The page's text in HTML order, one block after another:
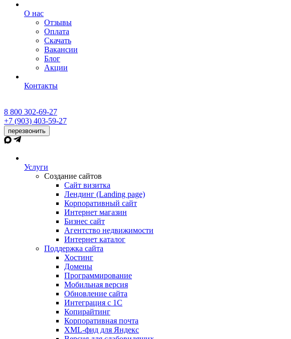
О нас
Отзывы
Оплата
Скачать
Вакансии
Блог
Акции
Контакты
8 800 302-69-27
+7 (903) 403-59-27
перезвонить
Услуги
Создание сайтов
Сайт визитка
Лендинг (Landing page)
Корпоративный сайт
Интернет магазин
Бизнес сайт
Агентство недвижимости
Интернет каталог
Поддержка сайта
Хостинг
Домены
Программирование
Мобильная версия
Обновление сайта
Интеграция с 1С
Копирайтинг
Корпоративная почта
XML-фид для Яндекс